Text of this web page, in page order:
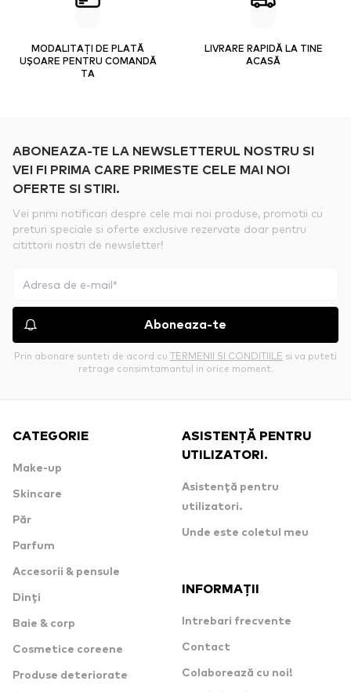
MODALITAȚI DE PLATĂ
UȘOARE PENTRU COMANDĂ
TA
LIVRARE RAPIDĂ LA TINE
ACASĂ
ABONEAZA-TE LA NEWSLETTERUL NOSTRU SI
VEI FI PRIMA CARE PRIMESTE CELE MAI NOI
OFERTE SI STIRI.
Vei primi notificari despre cele mai noi produse, promotii cu
preturi speciale si oferte exclusive rezervate doar pentru
citittorii nostri de newsletter!
Aboneaza-te
Prin abonare sunteti de acord cu TERMENII SI CONDITIILE si va puteti
retrage consimtamantul in orice moment.
CATEGORIE
Make-up
Skincare
Păr
Parfum
Accesorii & pensule
Dinți
Baie & corp
Cosmetice coreene
Produse deteriorate
ASISTENȚĂ PENTRU
UTILIZATORI.
Asistență pentru
utilizatori.
Unde este coletul meu
INFORMAȚII
Intrebari frecvente
Contact
Colaborează cu noi!